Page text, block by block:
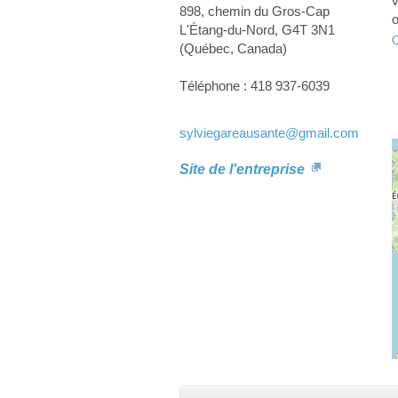
898, chemin du Gros-Cap
L'Étang-du-Nord, G4T 3N1
(Québec, Canada)
Téléphone : 418 937-6039
sylviegareausante@gmail.com
Site de l'entreprise